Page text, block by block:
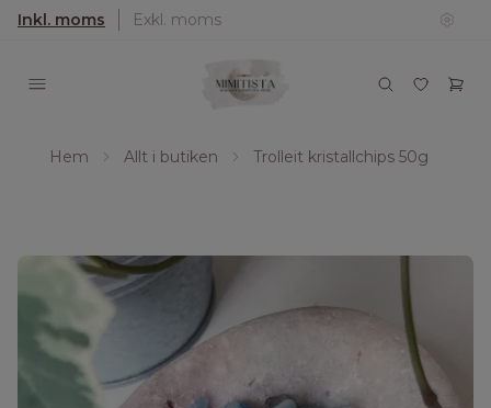
Inkl. moms Exkl. moms
Hem Allt i butiken Trolleit kristallchips 50g